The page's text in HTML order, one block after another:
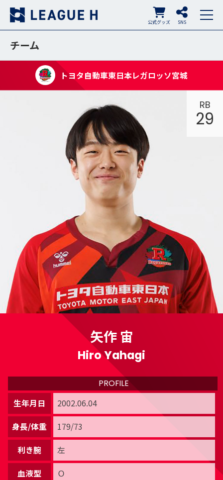
SNS
公式グッズ
チーム
トヨタ自動車東日本レガロッソ宮城
矢作 宙
Hiro Yahagi
RB
29
生年月日 2002.06.04
身長/体重 179/73
利き腕 左
血液型 Ｏ
PROFILE